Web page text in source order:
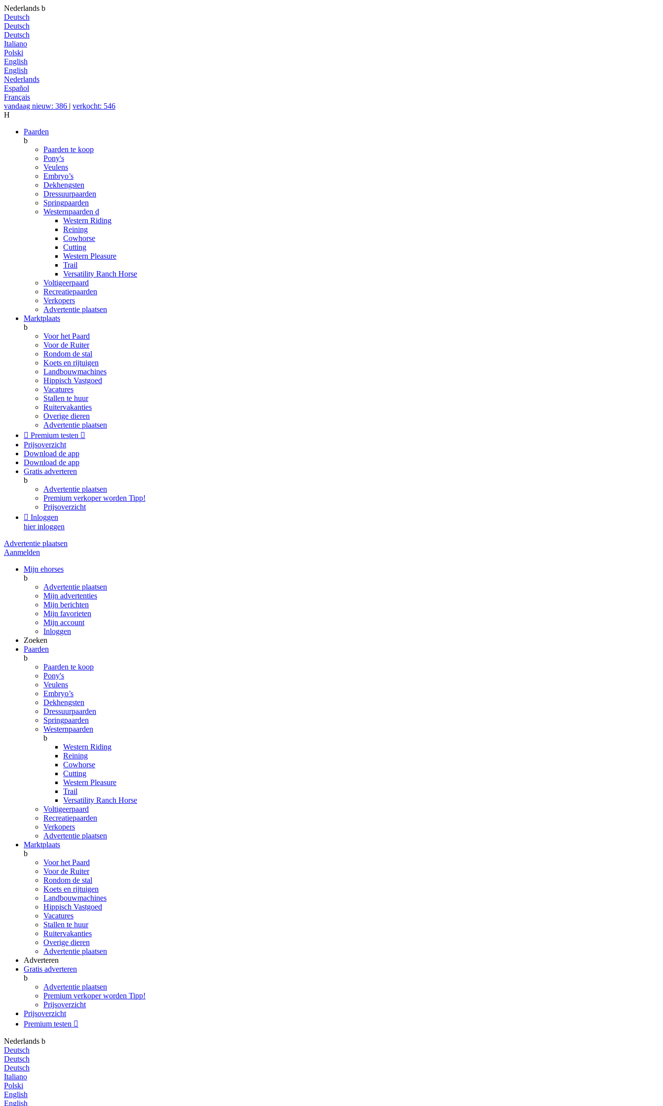
Nederlands b
Deutsch
Deutsch
Deutsch
Italiano
Polski
English
English
Nederlands
Español
Français
vandaag nieuw: 386 | verkocht: 546
H
Paarden
b
Paarden te koop
Pony's
Veulens
Embryo’s
Dekhengsten
Dressuurpaarden
Springpaarden
Westernpaarden d
Western Riding
Reining
Cowhorse
Cutting
Western Pleasure
Trail
Versatility Ranch Horse
Voltigeerpaard
Recreatiepaarden
Verkopers
Advertentie plaatsen
Marktplaats
b
Voor het Paard
Voor de Ruiter
Rondom de stal
Koets en rijtuigen
Landbouwmachines
Hippisch Vastgoed
Vacatures
Stallen te huur
Ruitervakanties
Overige dieren
Advertentie plaatsen
 Premium testen 
Prijsoverzicht
Download de app
Download de app
Gratis adverteren
b
Advertentie plaatsen
Premium verkoper worden Tipp!
Prijsoverzicht
 Inloggen
hier inloggen
Advertentie plaatsen
Aanmelden
Mijn ehorses
b
Advertentie plaatsen
Mijn advertenties
Mijn berichten
Mijn favorieten
Mijn account
Inloggen
Zoeken
Paarden
b
Paarden te koop
Pony's
Veulens
Embryo’s
Dekhengsten
Dressuurpaarden
Springpaarden
Westernpaarden
b
Western Riding
Reining
Cowhorse
Cutting
Western Pleasure
Trail
Versatility Ranch Horse
Voltigeerpaard
Recreatiepaarden
Verkopers
Advertentie plaatsen
Marktplaats
b
Voor het Paard
Voor de Ruiter
Rondom de stal
Koets en rijtuigen
Landbouwmachines
Hippisch Vastgoed
Vacatures
Stallen te huur
Ruitervakanties
Overige dieren
Advertentie plaatsen
Adverteren
Gratis adverteren
b
Advertentie plaatsen
Premium verkoper worden Tipp!
Prijsoverzicht
Prijsoverzicht
Premium testen 
Nederlands b
Deutsch
Deutsch
Deutsch
Italiano
Polski
English
English